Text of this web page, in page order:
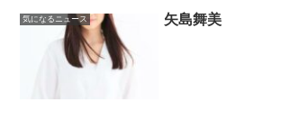
気になるニュース 矢島舞美